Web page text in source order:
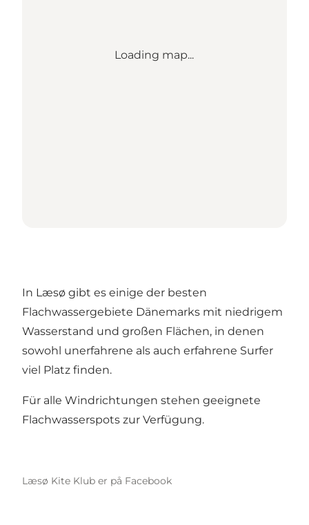
Loading map...
In Læsø gibt es einige der besten
Flachwassergebiete Dänemarks mit niedrigem
Wasserstand und großen Flächen, in denen
sowohl unerfahrene als auch erfahrene Surfer
viel Platz finden.
Für alle Windrichtungen stehen geeignete
Flachwasserspots zur Verfügung.
Læsø Kite Klub er på Facebook